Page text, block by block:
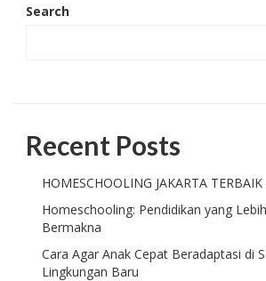
Search
Recent Posts
HOMESCHOOLING JAKARTA
Homeschooling: Pendidikan yang
Bermakna
Cara Agar Anak Cepat Beradaptasi di
Lingkungan Baru